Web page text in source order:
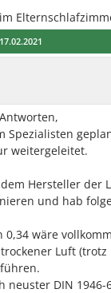
17.02.2021
Spezialisten
weitergeleitet.
Hersteller der
und hab
0,34 wäre
Luft (trotz
neuster DIN 1946-